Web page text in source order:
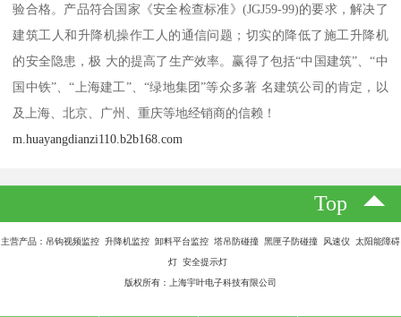
验合格。产品符合国家《安全检查标准》(JGJ59-99)的要求，解决了
建筑工人和升降机操作工人的通信问题；切实的降低了施工升降机
的安全隐患，极 大的提高了生产效率。赢得了包括“中国建筑”、“中
国中铁”、“上海建工”、“绿地集团”等众多著 名建筑公司的肯定，以
及上海、北京、广州、重庆等地经销商的信赖！
m.huayangdianzi110.b2b168.com
Top
主营产品：吊钩视频监控 升降机监控 卸料平台监控 塔吊防碰撞 黑匣子防碰撞 风速仪 太阳能障碍
灯 安全提示灯
版权所有：上海宇叶电子科技有限公司